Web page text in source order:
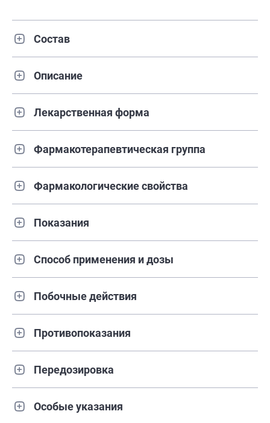
Состав
Описание
Лекарственная форма
Фармакотерапевтическая группа
Фармакологические свойства
Показания
Способ применения и дозы
Побочные действия
Противопоказания
Передозировка
Особые указания